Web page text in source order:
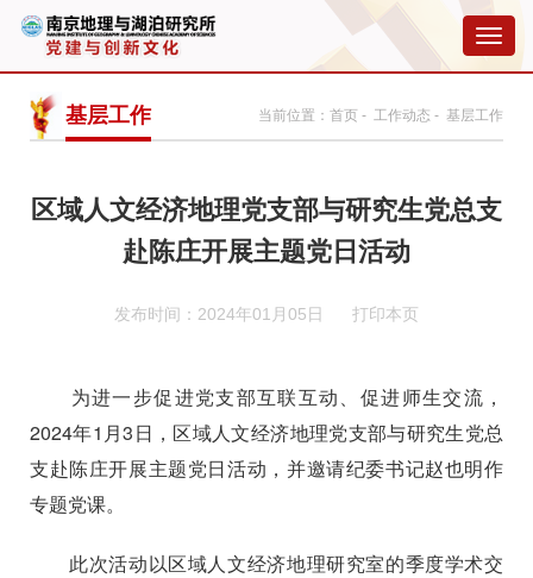
切
换
航
基层工作 当前位置： 首页 - 工作动态 - 基层工作
区域人文经济地理党支部与研究生党总支
赴陈庄开展主题党日活动
发布时间：2024年01月05日 打印本页
为进一步促进党支部互联互动、促进师生交流，
2024年1 月3日，区域人文经济地理党支部与研究生党总
支赴陈庄开展主题党日活动，并邀请纪委书记赵也明作
专题党课。
此次活动以区域人文经济地理研究室的季度学术交